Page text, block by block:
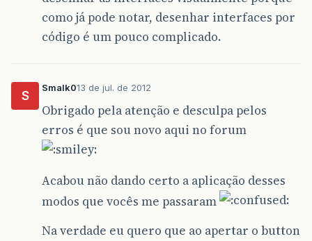
//Agora, adicionar o action listener
public
}
});
frame2 . setVisible (true);
}
como já pode notar, desenhar interfaces por
código é um pouco complicado.
S
Smalk013 de jul. de 2012
Obrigado pela atenção e desculpa pelos
erros é que sou novo aqui no forum
Acabou não dando certo a aplicação desses
modos que vocês me passaram
Na verdade eu quero que ao apertar o button